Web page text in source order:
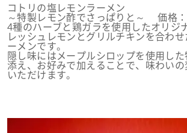
コトリの塩レモンラーメン
～特製レモン酢でさっぱりと～ 価格：
4種のハーブと鶏ガラを使用したオリジ
レッシュレモンとグリルチキンを合わ
ーメンです。
隠し味にはメープルシロップを使用し
添え、お好みで加えることで、味わい
いただけます。